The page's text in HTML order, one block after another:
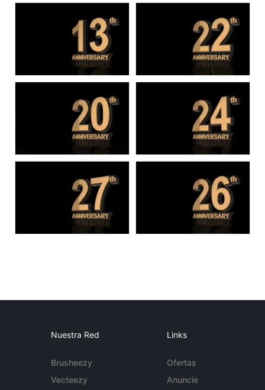
Nuestra Red
Brusheezy
Vecteezy
Links
Ofertas
Anuncie